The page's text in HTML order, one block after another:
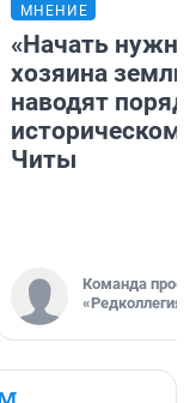
МНЕНИЕ
«Начать нужно
хозяина
наводят
историческом
Читы
Команда
«Редколлегия»